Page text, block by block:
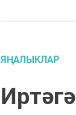
ЯҢАЛЫКЛАР